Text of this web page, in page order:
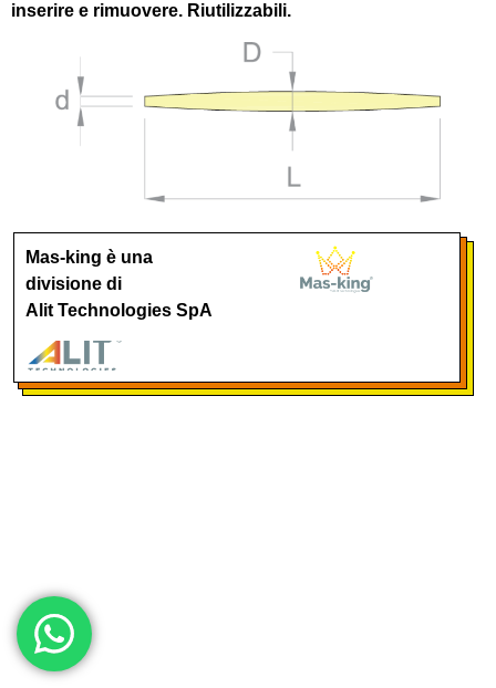
inserire e rimuovere. Riutilizzabili.
Mas-king è una
divisione di
Alit Technologies SpA